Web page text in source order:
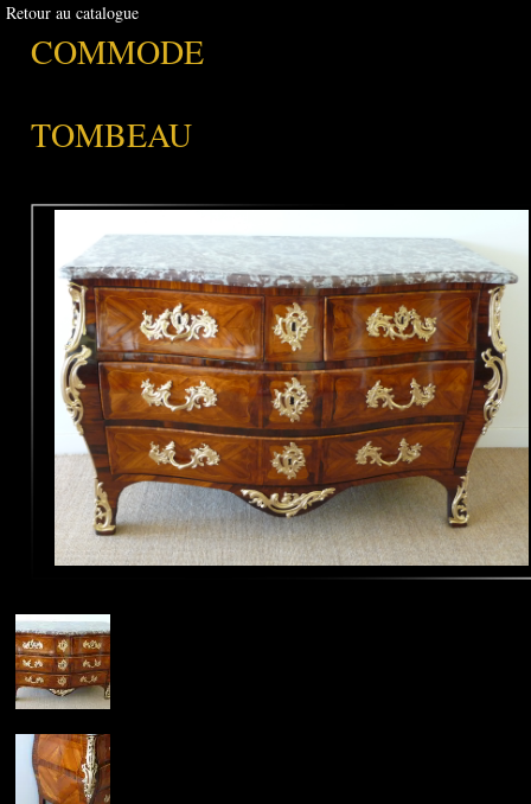
Retour au catalogue
COMMODE
TOMBEAU